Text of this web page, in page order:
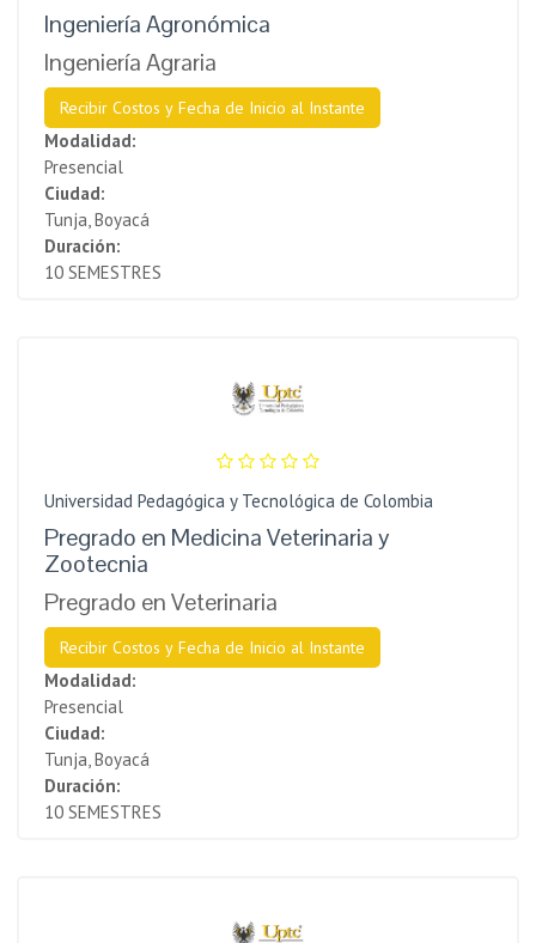
Ingeniería Agronómica
Ingeniería Agraria
Recibir Costos y Fecha de Inicio al Instante
Modalidad:
Presencial
Ciudad:
Tunja, Boyacá
Duración:
10 SEMESTRES
Universidad Pedagógica y Tecnológica de Colombia
Pregrado en Medicina Veterinaria y
Zootecnia
Pregrado en Veterinaria
Recibir Costos y Fecha de Inicio al Instante
Modalidad:
Presencial
Ciudad:
Tunja, Boyacá
Duración:
10 SEMESTRES